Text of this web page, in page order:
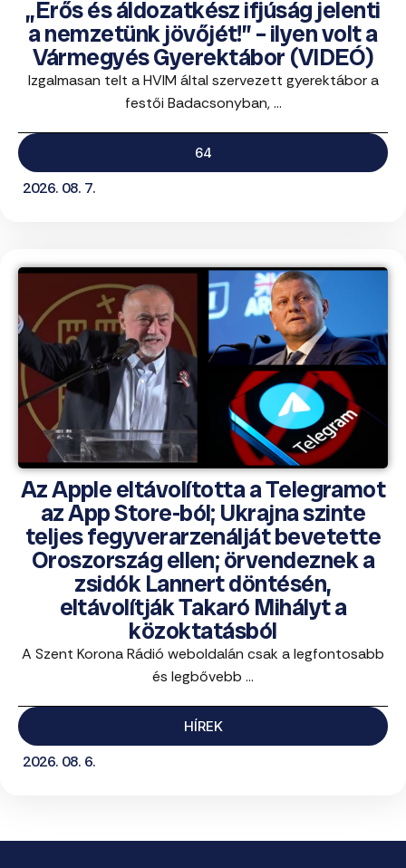
„Erős és áldozatkész ifjúság jelenti
a nemzetünk jövőjét!” – ilyen volt a
Vármegyés Gyerektábor (VIDEÓ)
Izgalmasan telt a HVIM által szervezett gyerektábor a
festői Badacsonyban, ...
64
2026. 08. 7.
Az Apple eltávolította a Telegramot
az App Store-ból; Ukrajna szinte
teljes fegyverarzenálját bevetette
Oroszország ellen; örvendeznek a
zsidók Lannert döntésén,
eltávolítják Takaró Mihályt a
közoktatásból
A Szent Korona Rádió weboldalán csak a legfontosabb
és legbővebb ...
HÍREK
2026. 08. 6.